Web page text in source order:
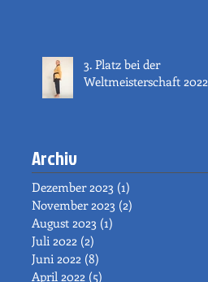
3. Platz bei der
Weltmeisterschaft 2022
Archiv
Dezember 2023 (1)
November 2023 (2)
August 2023 (1)
Juli 2022 (2)
Juni 2022 (8)
April 2022 (5)